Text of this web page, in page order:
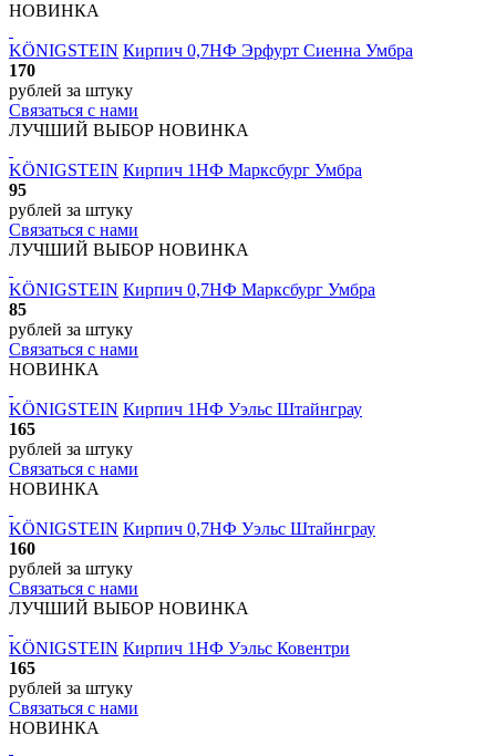
НОВИНКА
KÖNIGSTEIN Кирпич 0,7НФ Эрфурт Сиенна Умбра
170
рублей за штуку
Связаться с нами
ЛУЧШИЙ ВЫБОР НОВИНКА
KÖNIGSTEIN Кирпич 1НФ Марксбург Умбра
95
рублей за штуку
Связаться с нами
ЛУЧШИЙ ВЫБОР НОВИНКА
KÖNIGSTEIN Кирпич 0,7НФ Марксбург Умбра
85
рублей за штуку
Связаться с нами
НОВИНКА
KÖNIGSTEIN Кирпич 1НФ Уэльс Штайнграу
165
рублей за штуку
Связаться с нами
НОВИНКА
KÖNIGSTEIN Кирпич 0,7НФ Уэльс Штайнграу
160
рублей за штуку
Связаться с нами
ЛУЧШИЙ ВЫБОР НОВИНКА
KÖNIGSTEIN Кирпич 1НФ Уэльс Ковентри
165
рублей за штуку
Связаться с нами
НОВИНКА